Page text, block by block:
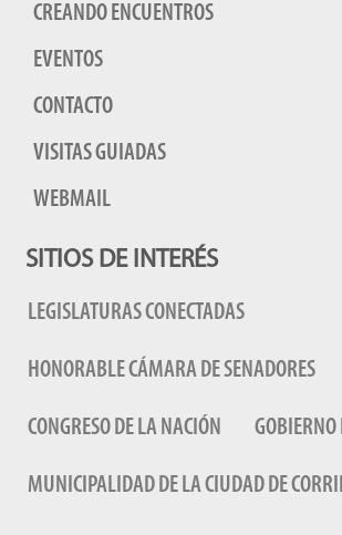
CREANDO ENCUENTROS
EVENTOS
CONTACTO
VISITAS GUIADAS
WEBMAIL
SITIOS DE INTERÉS
LEGISLATURAS CONECTADAS
HONORABLE CÁMARA DE SENADORES
CONGRESO DE LA NACIÓN GOBIERNO
MUNICIPALIDAD DE LA CIUDAD DE